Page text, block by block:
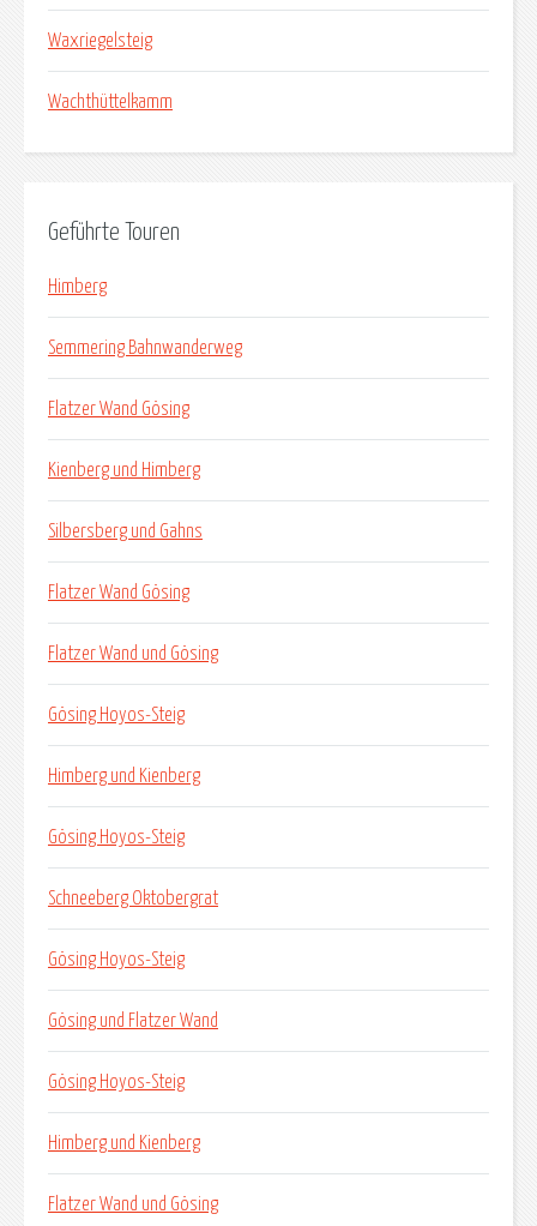
Waxriegelsteig
Wachthüttelkamm
Geführte Touren
Himberg
Semmering Bahnwanderweg
Flatzer Wand Gösing
Kienberg und Himberg
Silbersberg und Gahns
Flatzer Wand Gösing
Flatzer Wand und Gösing
Gösing Hoyos-Steig
Himberg und Kienberg
Gösing Hoyos-Steig
Schneeberg Oktobergrat
Gösing Hoyos-Steig
Gösing und Flatzer Wand
Gösing Hoyos-Steig
Himberg und Kienberg
Flatzer Wand und Gösing